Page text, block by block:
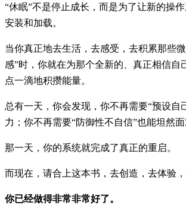
“休眠”不是停止成长，而是为了让新的操
安装和加载。
当你真正地去生活，去感受，去积累那些
感”时，你就在为那个全新的、真正相信自
点一滴地积攒能量。
总有一天，你会发现，你不再需要“预设自
力；你不再需要“防御性不自信”也能坦然面
那一天，你的系统就完成了真正的重启。
而现在，请合上这本书，去创造，去体验，
你已经做得非常非常好了。